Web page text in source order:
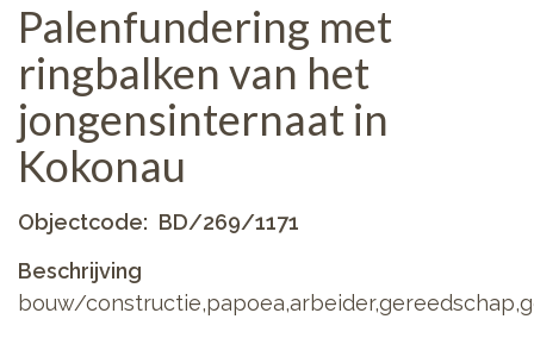
Palenfundering met
ringbalken van het
jongensinternaat in
Kokonau
Objectcode
BD/269/1171
Beschrijving
bouw/